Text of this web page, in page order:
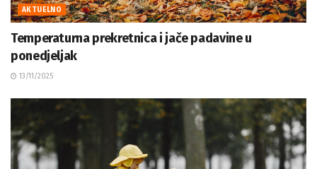
AKTUELNO
Temperaturna prekretnica i jače padavine u
ponedjeljak
13/11/2025